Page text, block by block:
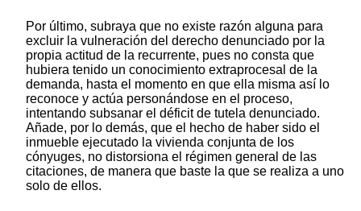
Por último, subraya que no existe razón alguna para
excluir la vulneración del derecho denunciado por la
propia actitud de la recurrente, pues no consta que
hubiera tenido un conocimiento extraprocesal de la
demanda, hasta el momento en que ella misma así lo
reconoce y actúa personándose en el proceso,
intentando subsanar el déficit de tutela denunciado.
Añade, por lo demás, que el hecho de haber sido el
inmueble ejecutado la vivienda conjunta de los
cónyuges, no distorsiona el régimen general de las
citaciones, de manera que baste la que se realiza a uno
solo de ellos.